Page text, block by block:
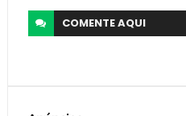
COMENTEAQUI